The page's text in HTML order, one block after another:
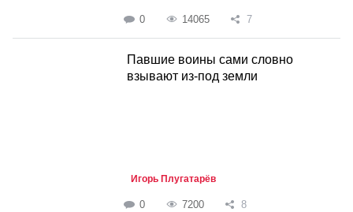
0 14065 7
Павшие воины сами словно
взывают из-под земли
Игорь Плугатарёв
0 7200 8